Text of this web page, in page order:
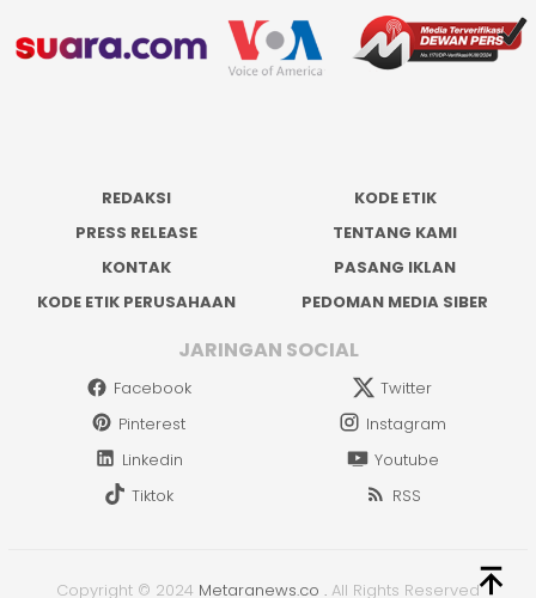
REDAKSI
KODE ETIK
PRESS RELEASE
TENTANG KAMI
KONTAK
PASANG IKLAN
KODE ETIK PERUSAHAAN
PEDOMAN MEDIA SIBER
JARINGAN SOCIAL
Facebook
Twitter
Pinterest
Instagram
Linkedin
Youtube
Tiktok
RSS
Copyright © 2024 Metaranews.co . All Rights Reserved